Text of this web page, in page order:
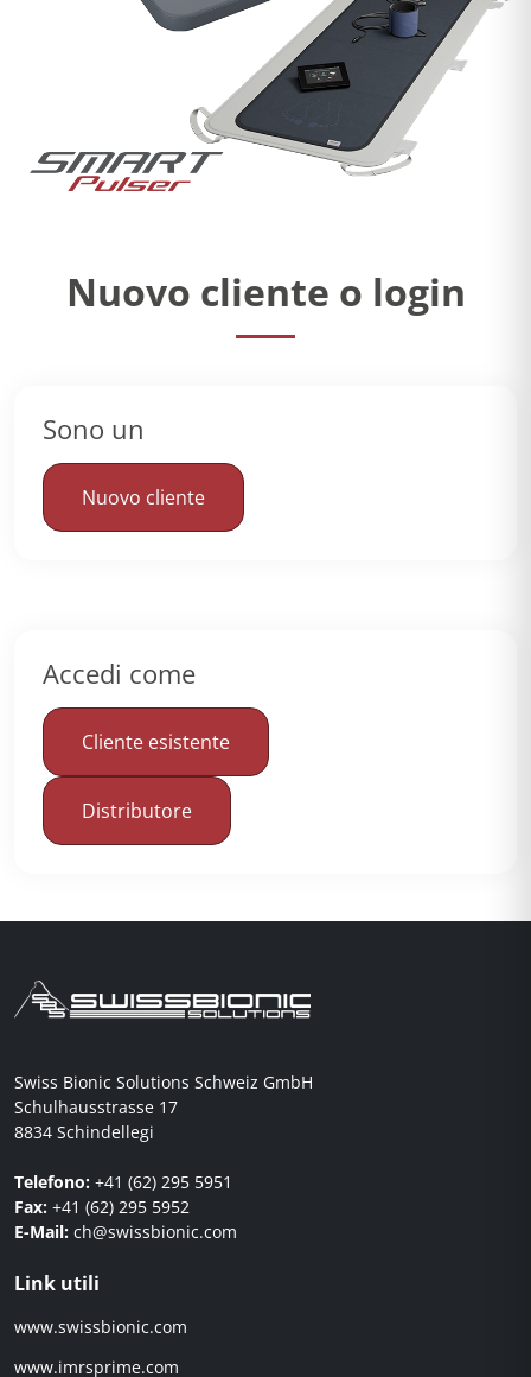
Nuovo cliente o login
Sono un
Nuovo cliente
Accedi come
Cliente esistente
Distributore
Swiss Bionic Solutions Schweiz GmbH
Schulhausstrasse 17
8834 Schindellegi
Telefono: +41 (62) 295 5951
Fax: +41 (62) 295 5952
E-Mail: ch@swissbionic.com
Link utili
www.swissbionic.com
www.imrsprime.com